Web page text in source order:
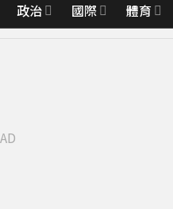
政治 國際 體育